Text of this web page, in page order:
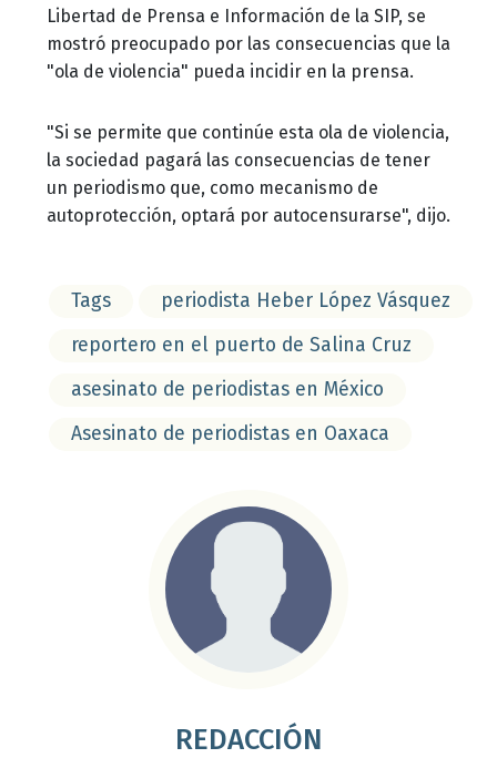
Libertad de Prensa e Información de la SIP, se
mostró preocupado por las consecuencias que la
"ola de violencia" pueda incidir en la prensa.
"Si se permite que continúe esta ola de violencia,
la sociedad pagará las consecuencias de tener
un periodismo que, como mecanismo de
autoprotección, optará por autocensurarse", dijo.
Tags
periodista Heber López Vásquez
reportero en el puerto de Salina Cruz
asesinato de periodistas en México
Asesinato de periodistas en Oaxaca
REDACCIÓN